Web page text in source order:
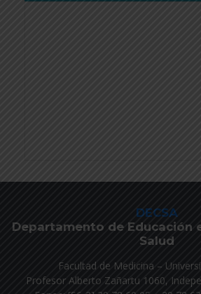
DECSA
Departamento de Educación
Salud
Facultad de Medicina –
Profesor Alberto Zañartu 1060,